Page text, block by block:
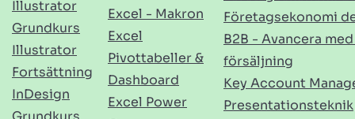
Illustrator
Grundkurs
Illustrator
Fortsättning
InDesign
Excel - Makron
Excel
Pivottabeller &
Dashboard
Excel Power
Företagsekonomi
B2B - Avancera
försäljning
Key Account
Presentationsteknik